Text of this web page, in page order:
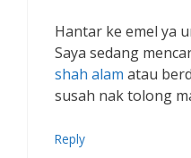
Hantar ke emel ya
Saya sedang
shah alam atau
susah nak tolong
Reply